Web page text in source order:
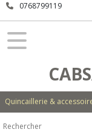
0768799119